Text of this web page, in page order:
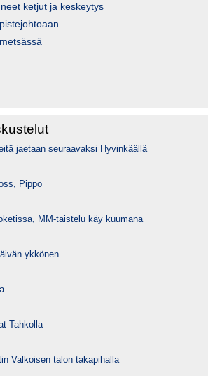
ketjut ja keskeytys
jaetaan seuraavaksi Hyvinkäällä
Pippo
MM-taistelu käy kuumana
ykkönen
Tahkolla
Valkoisen talon takapihalla